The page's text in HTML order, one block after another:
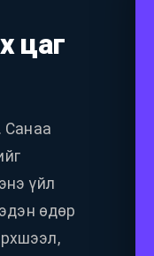
цаг
Санаа
үйл
өдөр